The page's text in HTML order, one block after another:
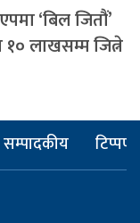
‘बिल जितौं’
१० लाखसम्म जित्ने
सम्पादकीय टिप्पणी